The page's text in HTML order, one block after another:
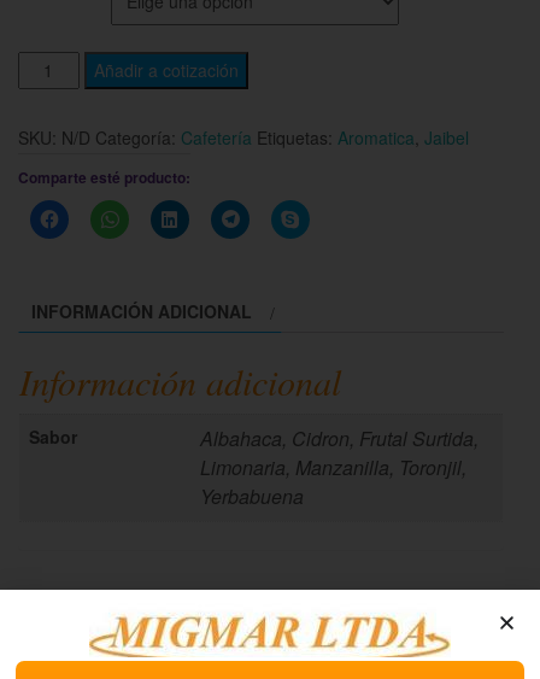
Añadir a cotización
SKU: N/D Categoría: Cafetería Etiquetas: Aromatica, Jaibel
Comparte esté producto:
Haz
clic
(Se
abre
ventana
nueva)
Haz
clic
(Se
abre
ventana
nueva)
Haz
clic
(Se
abre
ventana
nueva)
Haz
clic
(Se
abre
ventana
nueva)
Haz
clic
ventana
nueva)
INFORMACIÓN ADICIONAL
Información adicional
Sabor
Albahaca, Cidron, Frutal Surtida,
Limonaria, Manzanilla, Toronjil,
Yerbabuena
Productos relacionados